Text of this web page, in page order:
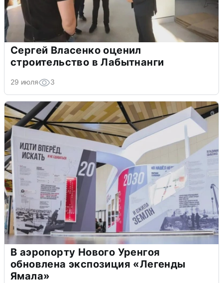
Сергей Власенко оценил
строительство в Лабытнанги
29 июля 3
В аэропорту Нового Уренгоя
обновлена экспозиция «Легенды
Ямала»